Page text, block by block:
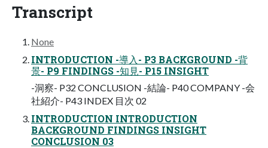
Transcript
None
INTRODUCTION -導入- P3 BACKGROUND -背
景- P9 FINDINGS -知見- P15 INSIGHT
-洞察- P32 CONCLUSION -結論- P40 COMPANY -会
社紹介- P43 INDEX 目次 02
INTRODUCTION INTRODUCTION
BACKGROUND FINDINGS INSIGHT
CONCLUSION 03